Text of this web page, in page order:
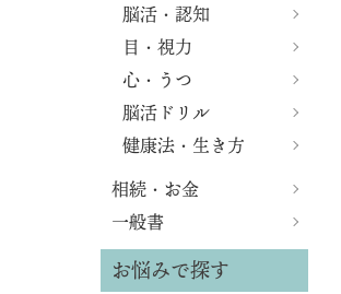
脳活・認知
目・視力
心・うつ
脳活ドリル
健康法・生き方
相続・お金
一般書
お悩みで探す